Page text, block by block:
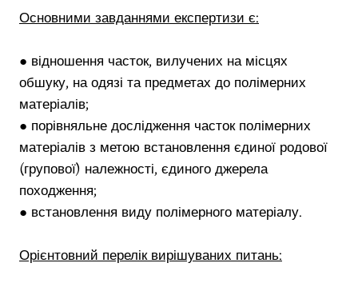
Основними завданнями експертизи є:
● відношення часток, вилучених на місцях
обшуку, на одязі та предметах до полімерних
матеріалів;
● порівняльне дослідження часток полімерних
матеріалів з метою встановлення єдиної родової
(групової) належності, єдиного джерела
походження;
● встановлення виду полімерного матеріалу.
Орієнтовний перелік вирішуваних питань: